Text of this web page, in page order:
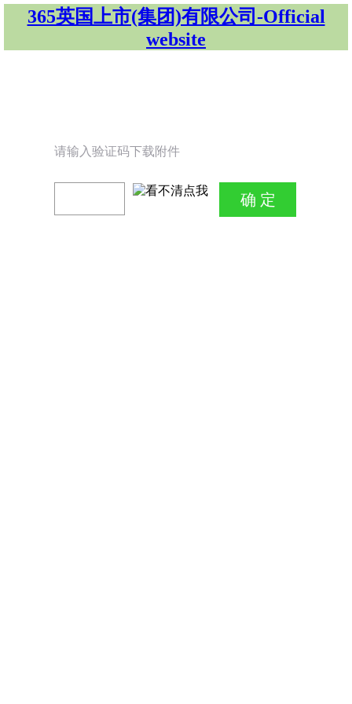
365英国上市(集团)有限公司-Official
website
请输入验证码下载附件